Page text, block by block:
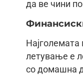
да ве чини
Најголемата
летување е
со домашна